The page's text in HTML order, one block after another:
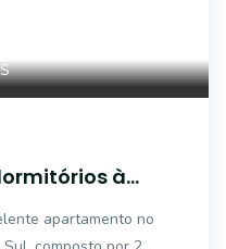
à
apartamento no